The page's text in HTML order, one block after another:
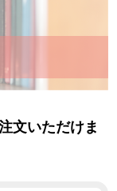
文いただけま